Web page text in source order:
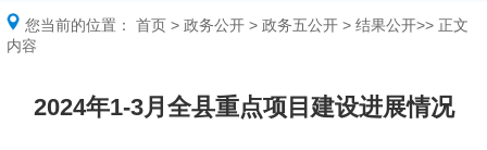
您当前的位置： 首页 > 政务公开 > 政务五公开 > 结果公开>> 正文
内容
2024年1-3月全县重点项目建设进展情况